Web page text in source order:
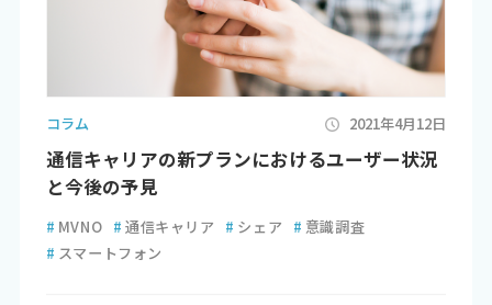
コラム 2021年4月12日
通信キャリアの新プランにおけるユーザー状況
と今後の予見
# MVNO # 通信キャリア # シェア # 意識調査
# スマートフォン